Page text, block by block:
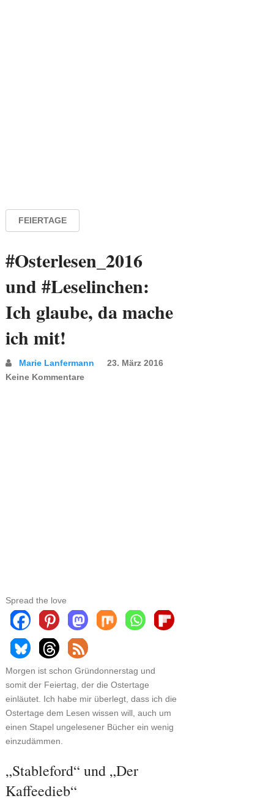
FEIERTAGE
#Osterlesen_2016
und #Leselinchen:
Ich glaube, da mache
ich mit!
Marie Lanfermann
23. März 2016
Keine Kommentare
Spread the love
Morgen ist schon Gründonnerstag und
somit der Feiertag, der die Ostertage
einläutet. Ich habe mir überlegt, dass ich die
Ostertage dem Lesen wissen will, auch um
einen Stapel ungelesener Bücher ein wenig
einzudämmen.
„Stableford“ und „Der
Kaffeedieb“